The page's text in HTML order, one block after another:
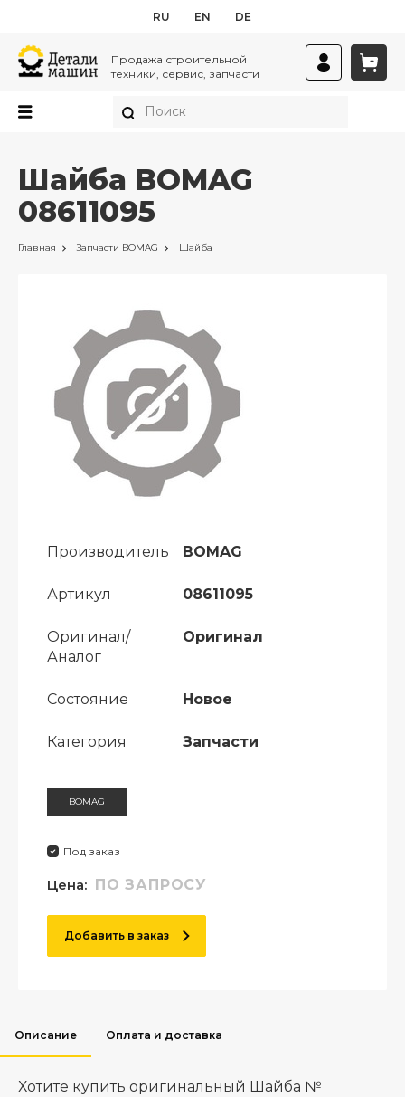
RU EN DE
Продажа строительной
техники, сервис, запчасти
Шайба BOMAG
08611095
Главная Запчасти BOMAG Шайба
Производитель BOMAG
Артикул 08611095
Оригинал/
Аналог
Оригинал
Состояние Новое
Категория Запчасти
BOMAG
Под заказ
Цена: ПО ЗАПРОСУ
Добавить в заказ
Описание Оплата и доставка
Хотите купить оригинальный Шайба №